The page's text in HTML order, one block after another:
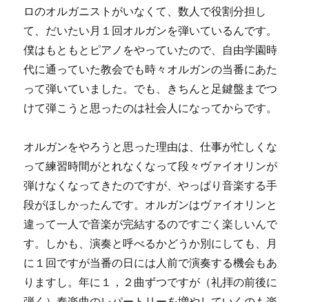
ロのオルガニストがいなくて、数人で役割分担し
て、だいたい月１回オルガンを弾いているんです。
僕はもともとピアノをやっていたので、自由学園時
代に通っていた教会でも時々オルガンの当番にあた
って弾いていました。でも、きちんと足鍵盤までつ
けて弾こうと思ったのは社会人になってからです。
オルガンをやろうと思った理由は、仕事が忙しくな
って練習時間がとれなくなって段々ヴァイオリンが
弾けなくなってきたのですが、やっぱり音楽する手
段がほしかったんです。オルガンはヴァイオリンと
違って一人で音楽が完結するのですごく楽しいんで
す。しかも、演奏と呼べるかどうか別にしても、月
に１回ですが当番の日には人前で演奏する機会もあ
りますし。年に１，２曲ずつですが（礼拝の前後に